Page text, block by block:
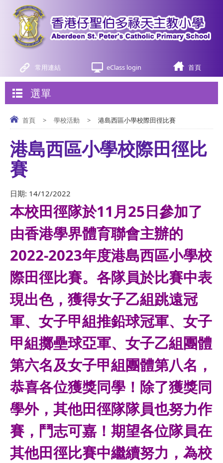
常用連結 eClass login 首頁
選單
首頁 > 學校活動 > 港島西區小學校際田徑比賽
港島西區小學校際田徑比
賽
日期: 14/12/2022
本校田徑隊於11月25日參加了
由香港學界體育聯會主辦的
2022-2023年度港島西區小學校
際田徑比賽。各隊員於比賽中表
現出色，獲得女子乙組跳遠冠
軍、女子甲組推鉛球冠軍、女子
甲組擲壘球亞軍、女子乙組團體
第六名及女子甲組團體第八名，
恭喜各位獲獎同學！除了獲獎同
學外，其他田徑隊隊員也努力作
賽，鬥志可嘉！期望各位隊員在
其他田徑比賽中繼續努力，為校